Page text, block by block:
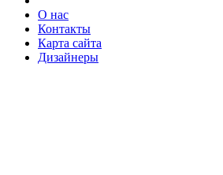
О нас
Контакты
Карта сайта
Дизайнеры